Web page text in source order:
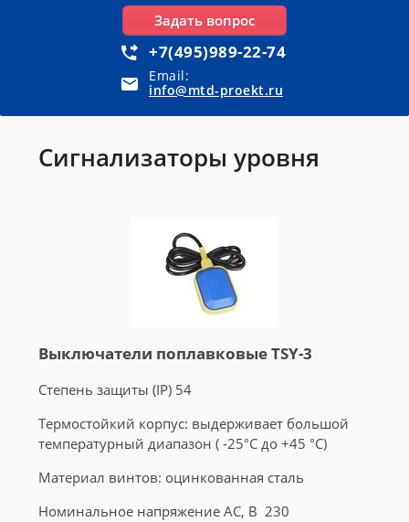
Задать вопрос
+7(495)989-22-74
Email:
info@mtd-proekt.ru
Сигнализаторы уровня
Выключатели поплавковые TSY-3
Степень защиты (IP) 54
Термостойкий корпус: выдерживает большой
температурный диапазон ( -25°C до +45 °C)
Материал винтов: оцинкованная сталь
Номинальное напряжение AC, В 230